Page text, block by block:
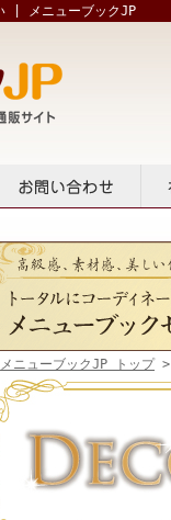
| メニューブックJP
メニューブックJP トップ>